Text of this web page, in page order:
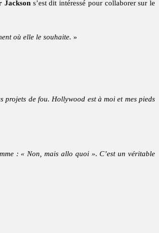
Jackson s’est dit intéressé pour collaborer sur le
où elle le souhaite. »
de fou. Hollywood est à moi et mes pieds
: « Non, mais allo quoi ». C’est un véritable